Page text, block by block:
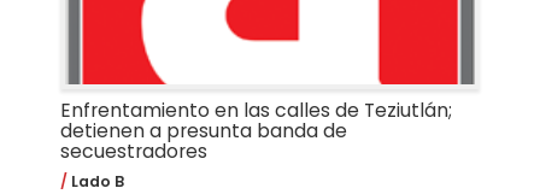
Enfrentamiento en las calles de Teziutlán;
detienen a presunta banda de
secuestradores
Lado B